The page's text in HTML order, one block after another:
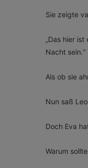
Sie zeigte
„Das hier
Nacht sein.“
Als ob sie
Nun saß
Doch Eva
Warum